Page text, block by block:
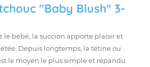
"Baby Blush" 3-
le bébé, la succion apporte plaisir et
Depuis longtemps, la tétine ou
le moyen le plus simple et répandu